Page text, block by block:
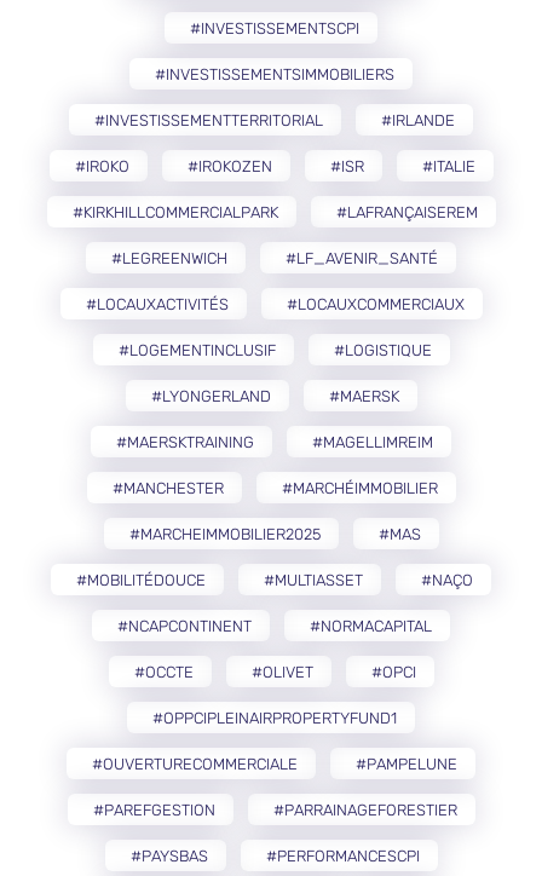
#INVESTISSEMENTSCPI
#INVESTISSEMENTSIMMOBILIERS
#INVESTISSEMENTTERRITORIAL #IRLANDE
#IROKO #IROKOZEN #ISR #ITALIE
#KIRKHILLCOMMERCIALPARK #LAFRANÇAISEREM
#LEGREENWICH #LF_AVENIR_SANTÉ
#LOCAUXACTIVITÉS #LOCAUXCOMMERCIAUX
#LOGEMENTINCLUSIF #LOGISTIQUE
#LYONGERLAND #MAERSK
#MAERSKTRAINING #MAGELLIMREIM
#MANCHESTER #MARCHÉIMMOBILIER
#MARCHEIMMOBILIER2025 #MAS
#MOBILITÉDOUCE #MULTIASSET #NAÇO
#NCAPCONTINENT #NORMACAPITAL
#OCCTE #OLIVET #OPCI
#OPPCIPLEINAIRPROPERTYFUND1
#OUVERTURECOMMERCIALE #PAMPELUNE
#PAREFGESTION #PARRAINAGEFORESTIER
#PAYSBAS #PERFORMANCESCPI